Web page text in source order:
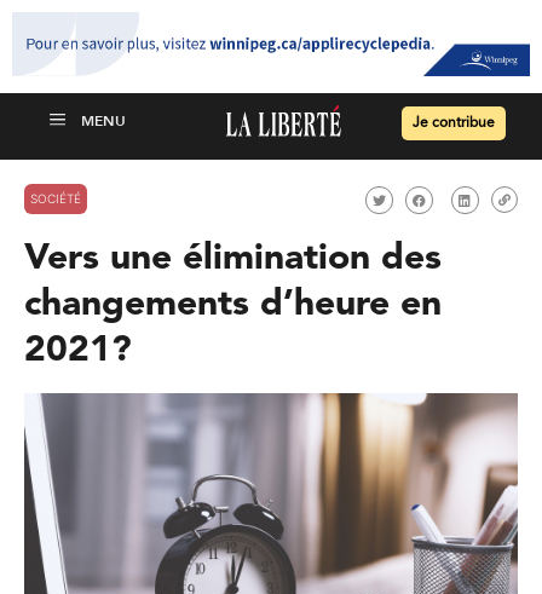
Je contribue
SOCIÉTÉ
Vers une élimination des
changements d’heure en
2021?